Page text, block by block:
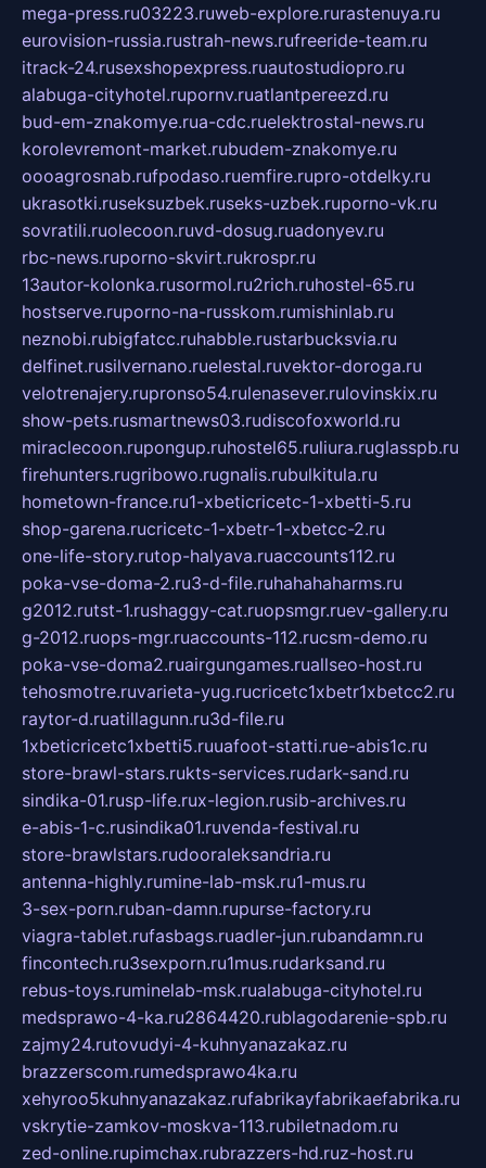
mega-press.ru03223.ruweb-explore.rurastenuya.ru
eurovision-russia.rustrah-news.rufreeride-team.ru
itrack-24.rusexshopexpress.ruautostudiopro.ru
alabuga-cityhotel.rupornv.ruatlantpereezd.ru
bud-em-znakomye.rua-cdc.ruelektrostal-news.ru
korolevremont-market.rubudem-znakomye.ru
oooagrosnab.rufpodaso.ruemfire.rupro-otdelky.ru
ukrasotki.ruseksuzbek.ruseks-uzbek.ruporno-vk.ru
sovratili.ruolecoon.ruvd-dosug.ruadonyev.ru
rbc-news.ruporno-skvirt.rukrospr.ru
13autor-kolonka.rusormol.ru2rich.ruhostel-65.ru
hostserve.ruporno-na-russkom.rumishinlab.ru
neznobi.rubigfatcc.ruhabble.rustarbucksvia.ru
delfinet.rusilvernano.ruelestal.ruvektor-doroga.ru
velotrenajery.rupronso54.rulenasever.rulovinskix.ru
show-pets.rusmartnews03.rudiscofoxworld.ru
miraclecoon.rupongup.ruhostel65.ruliura.ruglasspb.ru
firehunters.rugribowo.rugnalis.rubulkitula.ru
hometown-france.ru1-xbeticricetc-1-xbetti-5.ru
shop-garena.rucricetc-1-xbetr-1-xbetcc-2.ru
one-life-story.rutop-halyava.ruaccounts112.ru
poka-vse-doma-2.ru3-d-file.ruhahahaharms.ru
g2012.rutst-1.rushaggy-cat.ruopsmgr.ruev-gallery.ru
g-2012.ruops-mgr.ruaccounts-112.rucsm-demo.ru
poka-vse-doma2.ruairgungames.ruallseo-host.ru
tehosmotre.ruvarieta-yug.rucricetc1xbetr1xbetcc2.ru
raytor-d.ruatillagunn.ru3d-file.ru
1xbeticricetc1xbetti5.ruuafoot-statti.rue-abis1c.ru
store-brawl-stars.rukts-services.rudark-sand.ru
sindika-01.rusp-life.rux-legion.rusib-archives.ru
e-abis-1-c.rusindika01.ruvenda-festival.ru
store-brawlstars.rudooraleksandria.ru
antenna-highly.rumine-lab-msk.ru1-mus.ru
3-sex-porn.ruban-damn.rupurse-factory.ru
viagra-tablet.rufasbags.ruadler-jun.rubandamn.ru
fincontech.ru3sexporn.ru1mus.rudarksand.ru
rebus-toys.ruminelab-msk.rualabuga-cityhotel.ru
medsprawo-4-ka.ru2864420.rublagodarenie-spb.ru
zajmy24.rutovudyi-4-kuhnyanazakaz.ru
brazzerscom.rumedsprawo4ka.ru
xehyroo5kuhnyanazakaz.rufabrikayfabrikaefabrika.ru
vskrytie-zamkov-moskva-113.rubiletnadom.ru
zed-online.rupimchax.rubrazzers-hd.ruz-host.ru